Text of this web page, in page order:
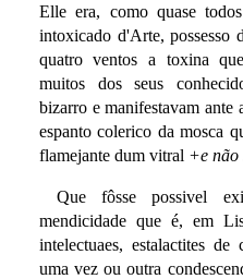
Elle era, como quase
intoxicado d'Arte, possesso
quatro ventos a toxina
muitos dos seus
bizarro e manifestavam ante
espanto colerico da mosca
flamejante dum vitral +e não
Que fôsse possivel
mendicidade que é, em
intelectuaes, estalactites
uma vez ou outra